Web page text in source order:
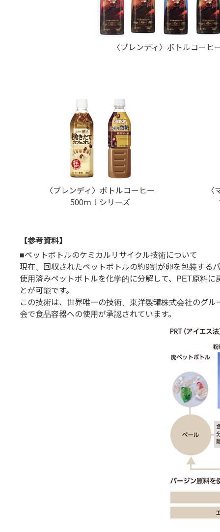
〈ブレンディ〉ボトルコーヒ
〈ブレンディ〉ボトルコーヒー
500ｍｌシリーズ
〈
【参考資料】
■ペットボトルのケミカルリサイクル技術について
現在、回収されたペットボトルの約9割が卵を包装する
使用済みペットボトルを化学的に分解して、PET原料
とが可能です。
この技術は、世界唯一の技術、東洋製罐株式会社のグ
会で食品容器への使用が承認されています。